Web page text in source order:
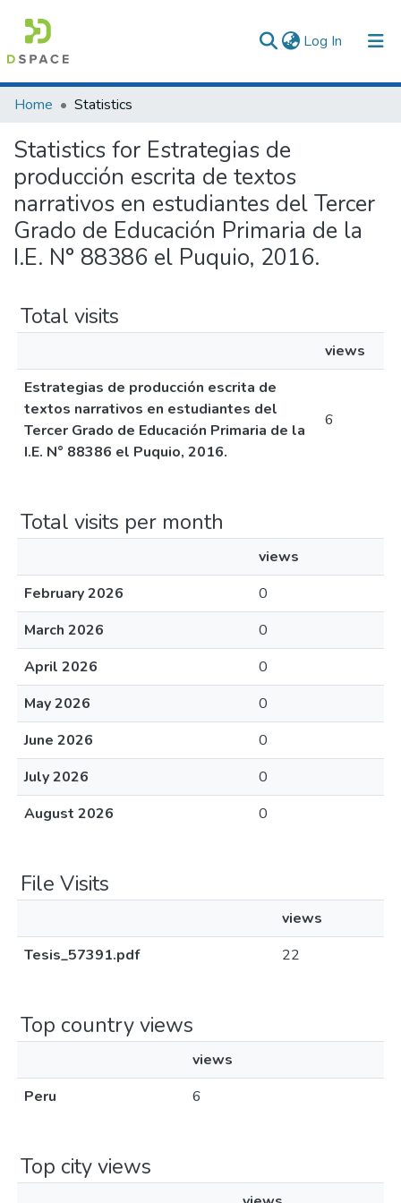
Log In (current)
Communities & Collections
All of DSpace
Home Statistics
Statistics for Estrategias de
producción escrita de textos
narrativos en estudiantes del Tercer
Grado de Educación Primaria de la
I.E. N° 88386 el Puquio, 2016.
Total visits
views
Estrategias de producción escrita de
textos narrativos en estudiantes del
Tercer Grado de Educación Primaria de la
I.E. N° 88386 el Puquio, 2016.
6
Total visits per month
views
February 2026
0
March 2026
0
April 2026
0
May 2026
0
June 2026
0
July 2026
0
August 2026
0
File Visits
views
Tesis_57391.pdf
22
Top country views
views
Peru
6
Top city views